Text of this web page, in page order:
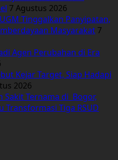
7 Agustus 2026
Tinggalkan Panyipatan,
Masyarakat 7
Agen Perubahan di Era
Kejar Target, Siap Hadapi
2026
Sakit Ternama di Bogor,
Transformasi Tiga RSUD